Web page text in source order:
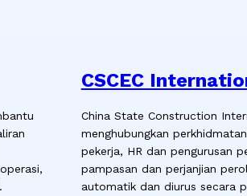
CSCEC
China State Construction
menghubungkan
pekerja, HR dan pengurusan
pampasan dan perjanjian
automatik dan diurus secara